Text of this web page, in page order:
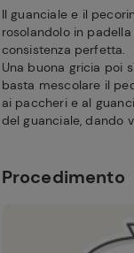
Il guanciale e il
rosolandolo in
consistenza perfetta.
Una buona gricia poi
basta mescolare il
ai paccheri e al
del guanciale, dando
Procedimento